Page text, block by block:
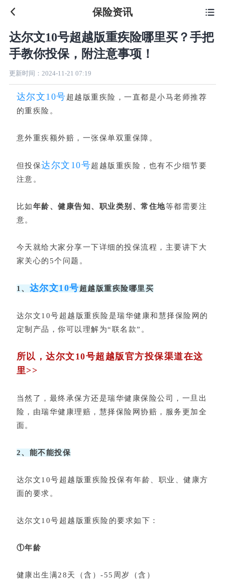
 保险资讯
达尔文10号超越版重疾险哪里买？手把
手教你投保，附注意事项！
更新时间： 2024-11-21 07:19
达尔文10号超越版重疾险，一直都是小马老师推荐
的重疾险。
意外重疾额外赔，一张保单双重保障。
但投保达尔文10号超越版重疾险 ，也有不少细节要
注意。
比如年龄、健康告知、职业类别、常住地等都需要注
意。
今天就给大家分享一下详细的投保流程，主要讲下大
家关心的5个问题。
1、 达尔文10号超越版重疾险哪里买
达尔文10号超越版重疾险是瑞华健康和慧择保险网的
定制产品，你可以理解为“联名款”。
所以，达尔文10号超越版官方投保渠道在这
里>>
当然了，最终承保方还是瑞华健康保险公司，一旦出
险，由瑞华健康理赔，慧择保险网协赔，服务更加全
面。
2、能不能投保
达尔文10号超越版重疾险投保有年龄、职业、健康方
面的要求。
达尔文10号超越版重疾险的要求如下：
①年龄
健康出生满28天（含）-55周岁（含）